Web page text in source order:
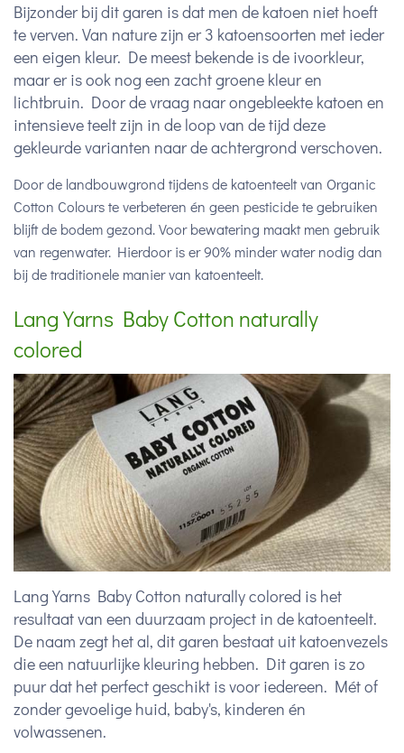
Bijzonder bij dit garen is dat men de katoen niet hoeft
te verven. Van nature zijn er 3 katoensoorten met ieder
een eigen kleur. De meest bekende is de ivoorkleur,
maar er is ook nog een zacht groene kleur en
lichtbruin. Door de vraag naar ongebleekte katoen en
intensieve teelt zijn in de loop van de tijd deze
gekleurde varianten naar de achtergrond verschoven.
Door de landbouwgrond tijdens de katoenteelt van Organic
Cotton Colours te verbeteren én geen pesticide te gebruiken
blijft de bodem gezond. Voor bewatering maakt men gebruik
van regenwater. Hierdoor is er 90% minder water nodig dan
bij de traditionele manier van katoenteelt.
Lang Yarns Baby Cotton naturally
colored
Lang Yarns Baby Cotton naturally colored is het
resultaat van een duurzaam project in de katoenteelt.
De naam zegt het al, dit garen bestaat uit katoenvezels
die een natuurlijke kleuring hebben. Dit garen is zo
puur dat het perfect geschikt is voor iedereen. Mét of
zonder gevoelige huid, baby's, kinderen én
volwassenen.